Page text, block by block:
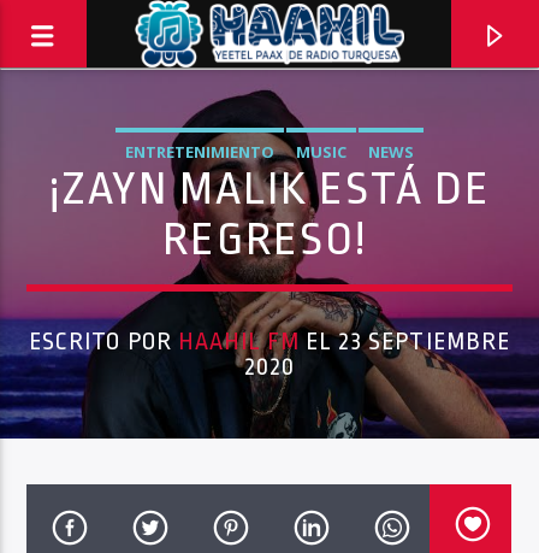
10:00 AM 11:00 AM
ENTRETENIMIENTO MUSIC NEWS
¡ZAYN MALIK ESTÁ DE
REGRESO!
ESCRITO POR HAAHIL FM EL 23 SEPTIEMBRE
2020